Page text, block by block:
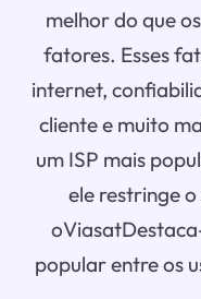
melhor do que
fatores. Esses
internet,
cliente e muito
um ISP mais
ele restringe
popular entre os